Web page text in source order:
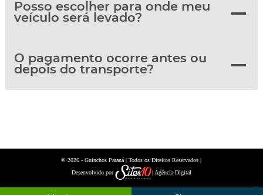
Posso escolher para onde meu
veículo será levado?
O pagamento ocorre antes ou
depois do transporte?
© 2026 -Guinchos Paraná | Todos os Direitos Reservados |
Desenvolvido por
| Agência Digital